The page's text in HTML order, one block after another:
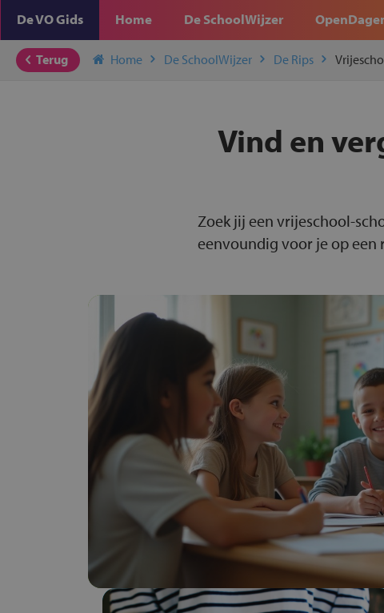
De VO Gids Home De SchoolWijzer
Terug Home De SchoolWijzer De Rips
Vind en
Zoek jij een vrijeschool-
eenvoundig voor je op een